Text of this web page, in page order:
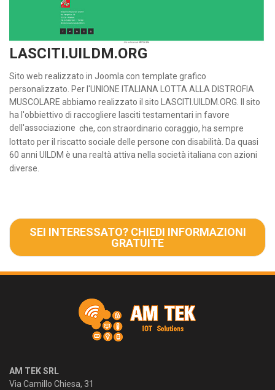
LASCITI.UILDM.ORG
Sito web realizzato in Joomla con template grafico
personalizzato. Per l'UNIONE ITALIANA LOTTA ALLA DISTROFIA
MUSCOLARE abbiamo realizzato il sito LASCITI.UILDM.ORG. Il sito
ha l'obbiettivo di raccogliere lasciti testamentari in favore
dell'associazione che, con straordinario coraggio, ha sempre
lottato per il riscatto sociale delle persone con disabilità. Da quasi
60 anni UILDM è una realtà attiva nella società italiana con azioni
diverse.
SEI INTERESSATO? CHIEDI INFORMAZIONI
GRATUITE
AM TEK SRL
Via Camillo Chiesa, 31